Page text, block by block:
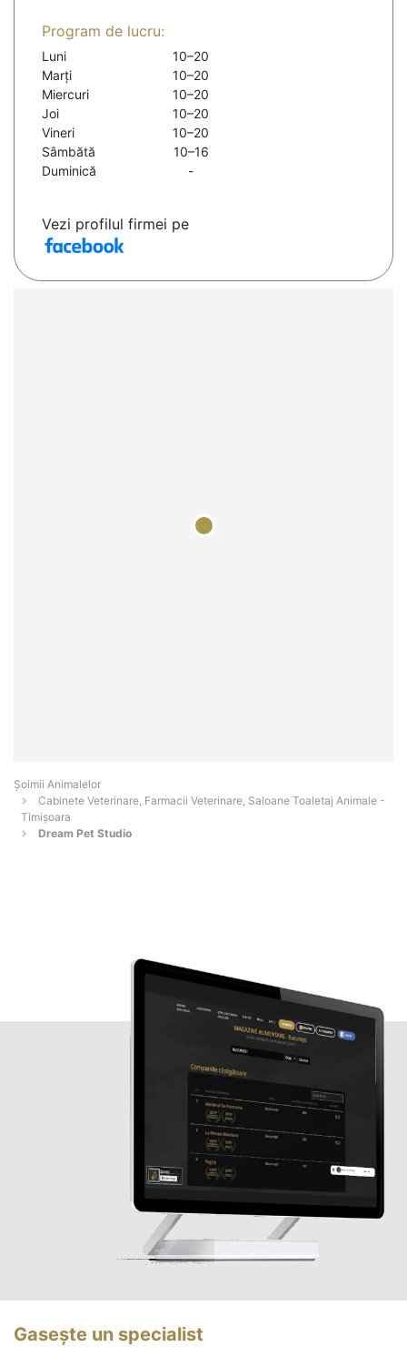
Program de lucru:
Luni
10–20
Marți
10–20
Miercuri
10–20
Joi
10–20
Vineri
10–20
Sâmbătă
10–16
Duminică
-
Vezi profilul firmei pe
Şoimii Animalelor
Cabinete Veterinare, Farmacii Veterinare, Saloane Toaletaj Animale -
Timişoara
Dream Pet Studio
Gasește un specialist